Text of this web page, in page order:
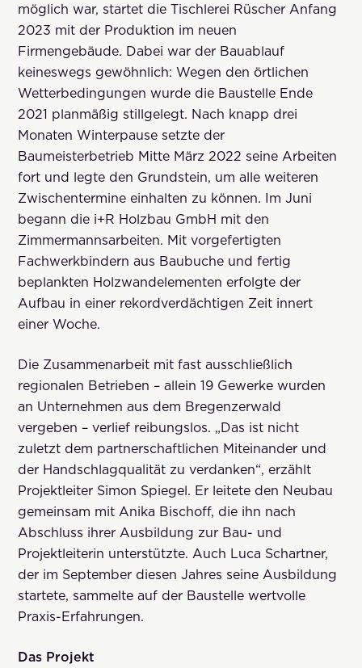
möglich war, startet die Tischlerei Rüscher Anfang
2023 mit der Produktion im neuen
Firmengebäude. Dabei war der Bauablauf
keineswegs gewöhnlich: Wegen den örtlichen
Wetterbedingungen wurde die Baustelle Ende
2021 planmäßig stillgelegt. Nach knapp drei
Monaten Winterpause setzte der
Baumeisterbetrieb Mitte März 2022 seine Arbeiten
fort und legte den Grundstein, um alle weiteren
Zwischentermine einhalten zu können. Im Juni
begann die i+R Holzbau GmbH mit den
Zimmermannsarbeiten. Mit vorgefertigten
Fachwerkbindern aus Baubuche und fertig
beplankten Holzwandelementen erfolgte der
Aufbau in einer rekordverdächtigen Zeit innert
einer Woche.
Die Zusammenarbeit mit fast ausschließlich
regionalen Betrieben – allein 19 Gewerke wurden
an Unternehmen aus dem Bregenzerwald
vergeben – verlief reibungslos. „Das ist nicht
zuletzt dem partnerschaftlichen Miteinander und
der Handschlagqualität zu verdanken“, erzählt
Projektleiter Simon Spiegel. Er leitete den Neubau
gemeinsam mit Anika Bischoff, die ihn nach
Abschluss ihrer Ausbildung zur Bau- und
Projektleiterin unterstützte. Auch Luca Schartner,
der im September diesen Jahres seine Ausbildung
startete, sammelte auf der Baustelle wertvolle
Praxis-Erfahrungen.
Das Projekt